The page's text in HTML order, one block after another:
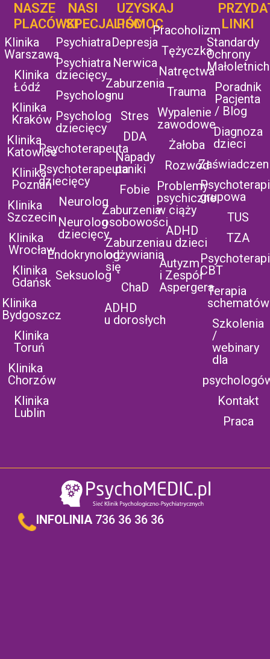
NASZE
PLACÓWKI
Klinika
Warszawa
Klinika
Łódź
Klinika
Kraków
Klinika
Katowice
Klinika
Poznań
Klinika
Szczecin
Klinika
Wrocław
Klinika
Gdańsk
Klinika
Bydgoszcz
Klinika
Toruń
Klinika
Chorzów
Klinika
Lublin
NASI
SPECJALIŚCI
Psychiatra
Psychiatra
dziecięcy
Psycholog
Psycholog
dziecięcy
Psychoterapeuta
Psychoterapeuta
dziecięcy
Neurolog
Neurolog
dziecięcy
Endokrynolog
Seksuolog
UZYSKAJ
POMOC
Depresja
Nerwica
Zaburzenia
snu
Stres
DDA
Napady
paniki
Fobie
Zaburzenia
osobowości
Zaburzenia
odżywiania
się
ChaD
ADHD
u dorosłych
UZYSKAJ
POMOC
Pracoholizm
Tężyczka
Natręctwa
Trauma
Wypalenie
zawodowe
Żałoba
Rozwód
Problemy
psychiczne
w ciąży
ADHD
u dzieci
Autyzm
i Zespół
Aspergera
LINKI
Standardy
Ochrony
Małoletnich
Poradnik
Pacjenta
/ Blog
Diagnoza
dzieci
grupowa
TUS
TZA
CBT
Terapia
schematów
Szkolenia
/
webinary
dla
Kontakt
Praca
INFOLINIA 736 36 36 36